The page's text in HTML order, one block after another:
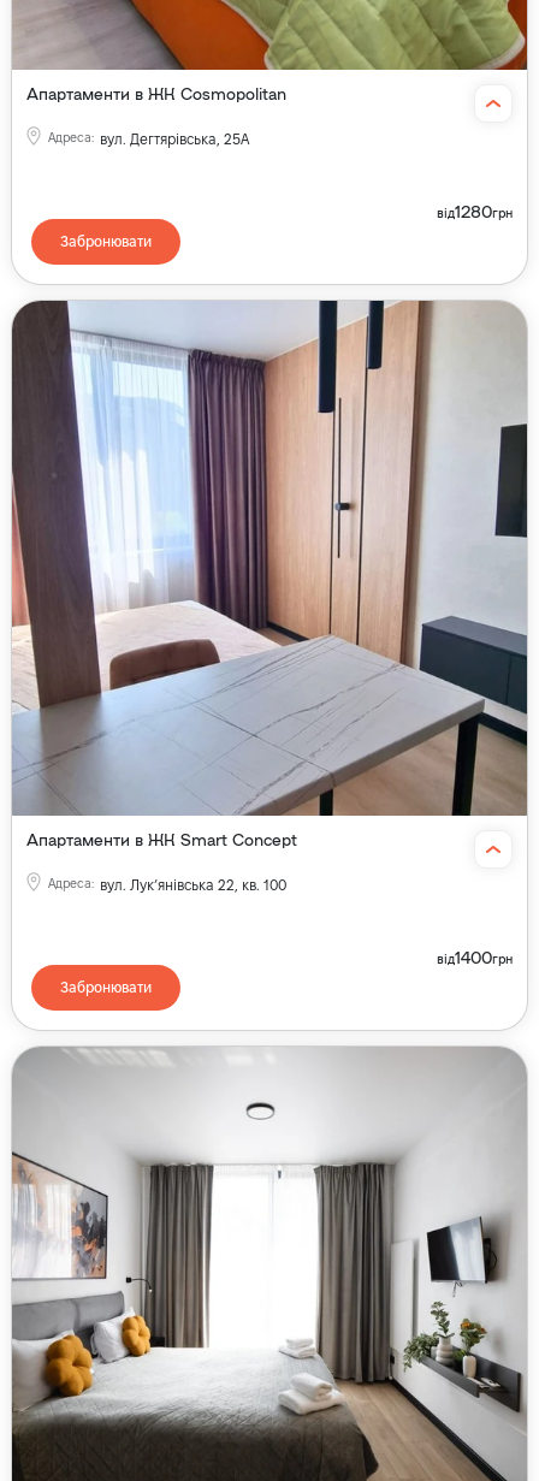
Апартаменти в ЖК Cosmopolitan
Адреса: вул. Дегтярівська, 25А
від1280грн
Забронювати
Апартаменти в ЖК Smart Concept
Адреса: вул. Лукʼянівська 22, кв. 100
від1400грн
Забронювати